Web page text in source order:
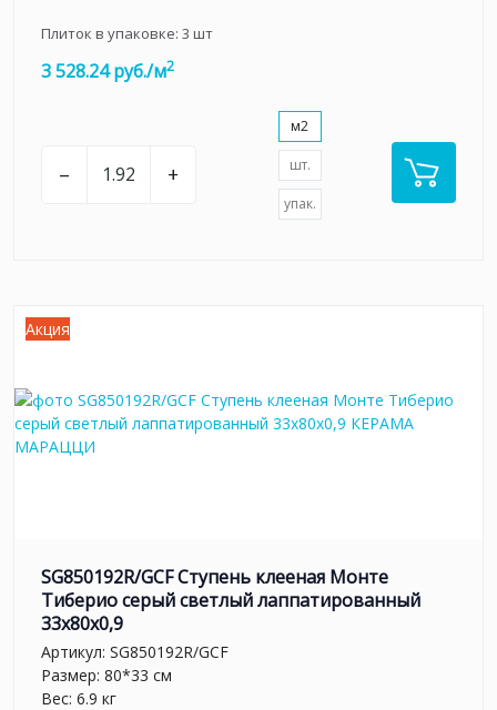
Плиток в упаковке: 3 шт
3 528.24 руб./м2
– +
м2
шт.
упак.
Акция
SG850192R/GCF Ступень клееная Монте
Тиберио серый светлый лаппатированный
33x80x0,9
Артикул: SG850192R/GCF
Размер: 80*33 см
Вес: 6.9 кг